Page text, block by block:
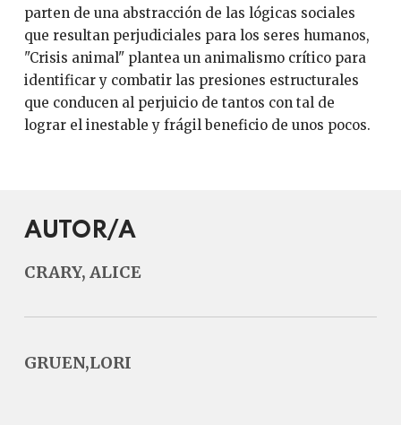
parten de una abstracción de las lógicas sociales
que resultan perjudiciales para los seres humanos,
"Crisis animal" plantea un animalismo crítico para
identificar y combatir las presiones estructurales
que conducen al perjuicio de tantos con tal de
lograr el inestable y frágil beneficio de unos pocos.
AUTOR/A
CRARY, ALICE
GRUEN,LORI